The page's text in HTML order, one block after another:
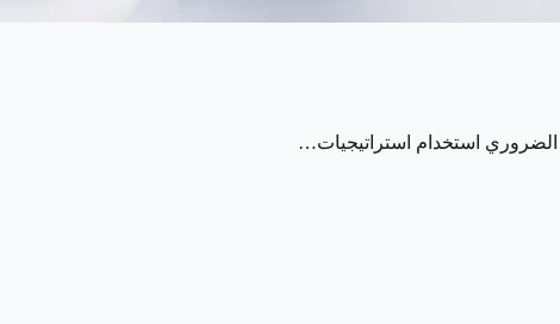
الضروري استخدام استراتيجيات…